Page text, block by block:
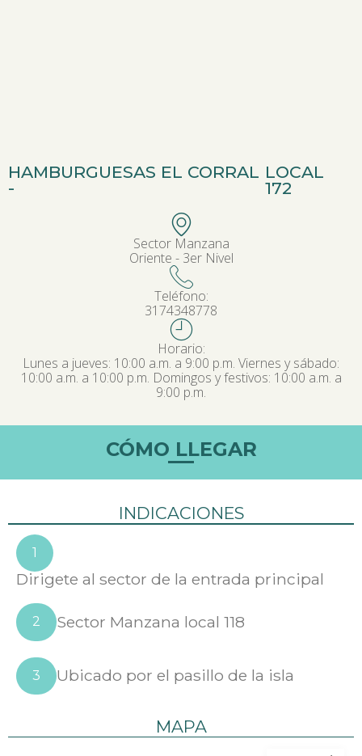
HAMBURGUESAS EL CORRAL
-
LOCAL
172
Sector Manzana
Oriente - 3er Nivel
Teléfono:
3174348778
Horario:
Lunes a jueves: 10:00 a.m. a 9:00 p.m. Viernes y sábado:
10:00 a.m. a 10:00 p.m. Domingos y festivos: 10:00 a.m. a
9:00 p.m.
CÓMO LLEGAR
INDICACIONES
1
Dirigete al sector de la entrada principal
2 Sector Manzana local 118
3 Ubicado por el pasillo de la isla
MAPA